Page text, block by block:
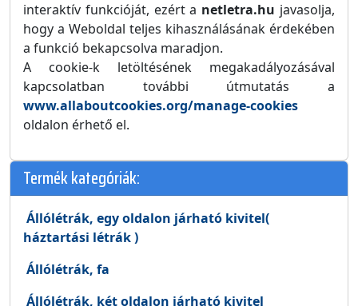
Termék kategóriák:
Állólétrák, egy oldalon járható kivitel(
háztartási létrák )
Állólétrák, fa
Állólétrák, két oldalon járható kivitel
interaktív funkcióját, ezért a netletra.hu javasolja,
hogy a Weboldal teljes kihasználásának érdekében
a funkció bekapcsolva maradjon.
A cookie-k letöltésének megakadályozásával
kapcsolatban további útmutatás a
www.allaboutcookies.org/manage-cookies
oldalon érhető el.